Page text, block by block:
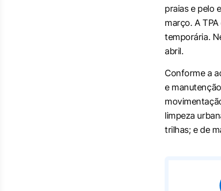
praias e pelo
março. A
temporária.
abril.
Conforme a
e
limpeza
trilhas; e de